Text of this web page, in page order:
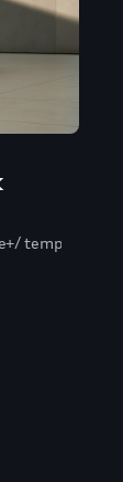
tempomat/